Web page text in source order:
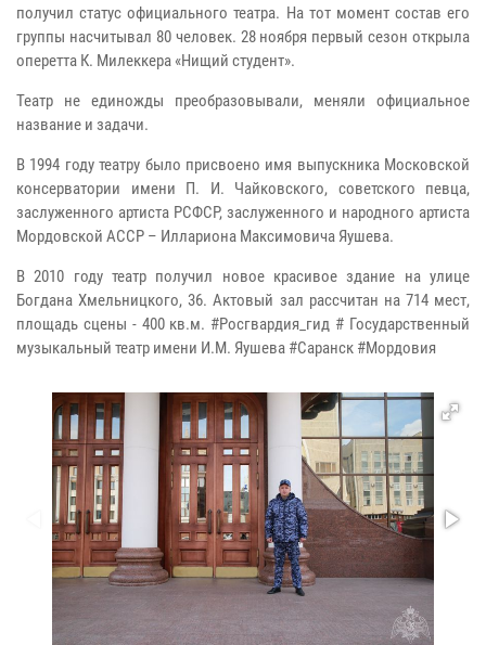
получил статус официального театра. На тот момент состав его
группы насчитывал 80 человек. 28 ноября первый сезон открыла
оперетта К. Милеккера «Нищий студент».
Театр не единожды преобразовывали, меняли официальное
название и задачи.
В 1994 году театру было присвоено имя выпускника Московской
консерватории имени П. И. Чайковского, советского певца,
заслуженного артиста РСФСР, заслуженного и народного артиста
Мордовской АССР – Иллариона Максимовича Яушева.
В 2010 году театр получил новое красивое здание на улице
Богдана Хмельницкого, 36. Актовый зал рассчитан на 714 мест,
площадь сцены - 400 кв.м. #Росгвардия_гид # Государственный
музыкальный театр имени И.М. Яушева #Саранск #Мордовия